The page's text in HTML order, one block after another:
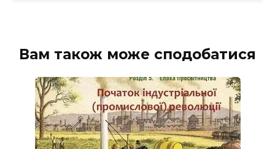
Вам також може сподобатися